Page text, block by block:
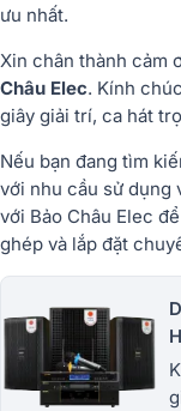
ưu nhất.
Xin chân thành cảm
Châu Elec. Kính
giây giải trí, ca hát
Nếu bạn đang tìm
với nhu cầu sử dụng
với Bảo Châu Elec
ghép và lắp đặt